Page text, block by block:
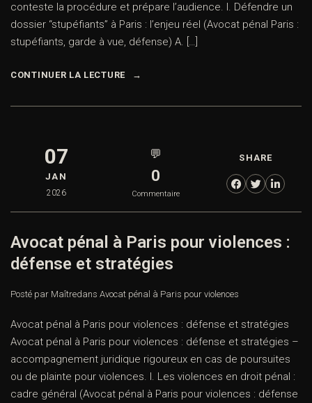
conteste la procédure et prépare l’audience. I. Défendre un
dossier “stupéfiants” à Paris : l’enjeu réel (Avocat pénal Paris :
stupéfiants, garde à vue, défense) A. […]
CONTINUER LA LECTURE
07
JAN
2026
💬
0
Commentaire
SHARE
Avocat pénal à Paris pour violences :
défense et stratégies
Posté par Maîtredans Avocat pénal à Paris pour violences
Avocat pénal à Paris pour violences : défense et stratégies
Avocat pénal à Paris pour violences : défense et stratégies –
accompagnement juridique rigoureux en cas de poursuites
ou de plainte pour violences. I. Les violences en droit pénal :
cadre général (Avocat pénal à Paris pour violences : défense